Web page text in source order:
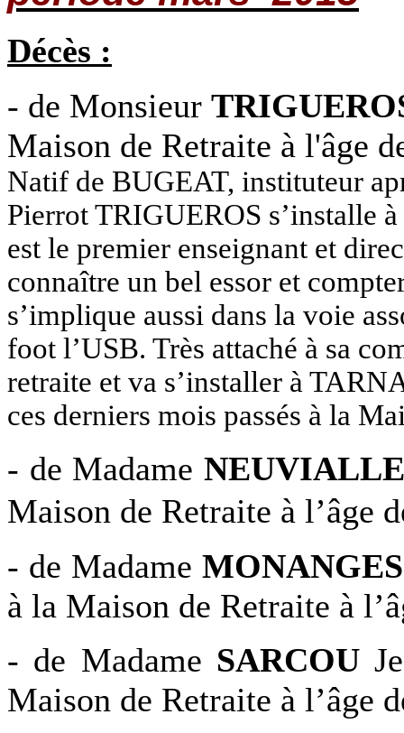
Décès :
- de Monsieur
Maison de Retraite à l'âge
Natif de BUGEAT, instituteur
Pierrot TRIGUEROS s’installe
est le premier enseignant et
connaître un bel essor et
s’implique aussi dans la voie
foot l’USB. Très attaché à sa
retraite et va s’installer à
ces derniers mois passés à la
- de Madame NEUVIALLE
Maison de Retraite à l’âge
- de MadameMONANGES
à la Maison de Retraite à
- de Madame SARCOU
Maison de Retraite à l’âge